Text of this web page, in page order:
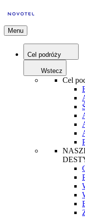
Menu
Cel podróży
Wstecz
Cel